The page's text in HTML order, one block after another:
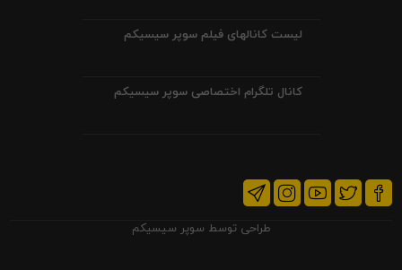
لیست کانالهای فیلم سوپر سیسیکم
کانال تلگرام اختصاصی سوپر سیسیکم
طراحی توسط سوپر سیسیکم